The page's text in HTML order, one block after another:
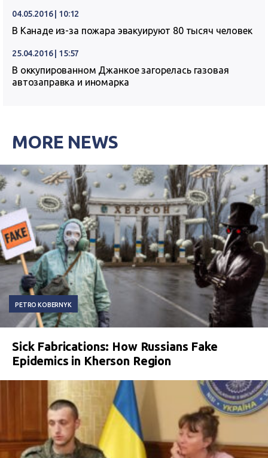
04.05.2016 | 10:12
В Канаде из-за пожара эвакуируют 80 тысяч человек
25.04.2016 | 15:57
В оккупированном Джанкое загорелась газовая
автозаправка и иномарка
MORE NEWS
PETRO KOBERNYK
Sick Fabrications: How Russians Fake
Epidemics in Kherson Region